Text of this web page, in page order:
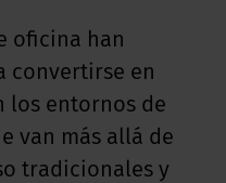
oficina han
convertirse en
los entornos de
van más allá de
tradicionales y